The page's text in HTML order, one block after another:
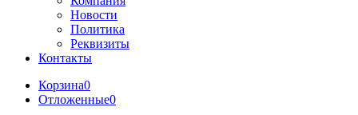
Новости
Политика
Реквизиты
Контакты
Корзина0
Отложенные0